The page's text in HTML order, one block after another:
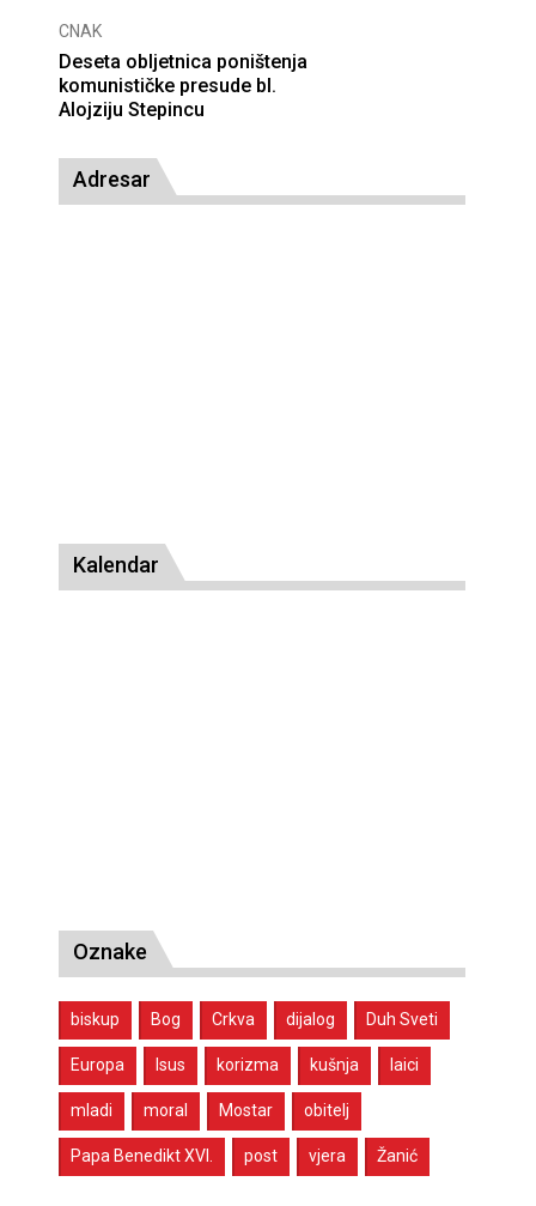
CNAK
Deseta obljetnica poništenja
komunističke presude bl.
Alojziju Stepincu
Adresar
Kalendar
Oznake
biskup Bog Crkva dijalog Duh Sveti
Europa Isus korizma kušnja laici
mladi moral Mostar obitelj
Papa Benedikt XVI. post vjera Žanić